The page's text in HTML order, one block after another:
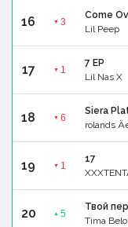
16 ▼ 3
Come
Lil Peep
17 ▼ 1
7 EP
Lil Nas X
18 ▼ 6
Siera
rolands
19 ▼ 1
17
20 ▲ 5
Твой
Tima